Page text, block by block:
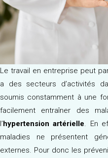
Le travail en entreprise peut
a des secteurs d’activités
soumis constamment à une
facilement entraîner des
l’hypertension artérielle. En
maladies ne présentent
externes. Pour donc les